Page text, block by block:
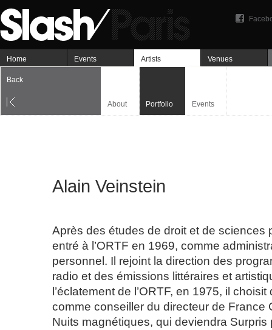
Home Events Artists Venues
Back
About Portfolio Events
Alain Veinstein
Après des études de droit et de sciences
entré à l’ORTF en 1969, comme
personnel. Il rejoint la direction des
radio et des émissions littéraires et
l’éclatement de l’ORTF, en 1975, il
comme conseiller du directeur de France
Nuits magnétiques, qui deviendra Surpris